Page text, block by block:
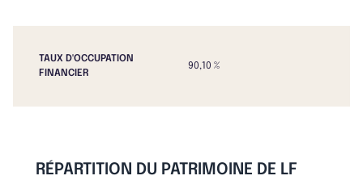
TAUX D'OCCUPATION
FINANCIER
90,10 %
RÉPARTITION DU PATRIMOINE DE LF